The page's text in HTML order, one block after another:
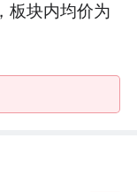
板块内均价为